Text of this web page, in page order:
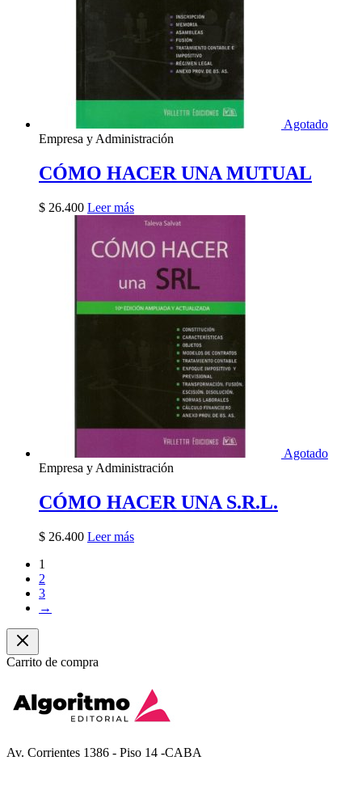
Agotado
Empresa y Administración
CÓMO HACER UNA MUTUAL
$ 26.400 Leer más
Agotado
Empresa y Administración
CÓMO HACER UNA S.R.L.
$ 26.400 Leer más
1
2
3
→
Carrito de compra
Av. Corrientes 1386 - Piso 14 -CABA